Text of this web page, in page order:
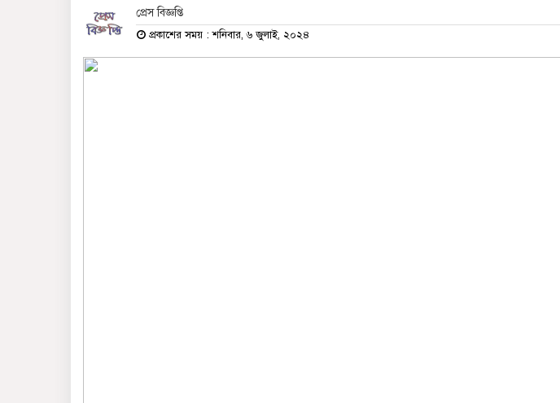
প্রেস বিজ্ঞপ্তি
প্রকাশের সময় : শনিবার, ৬ জুলাই, ২০২৪